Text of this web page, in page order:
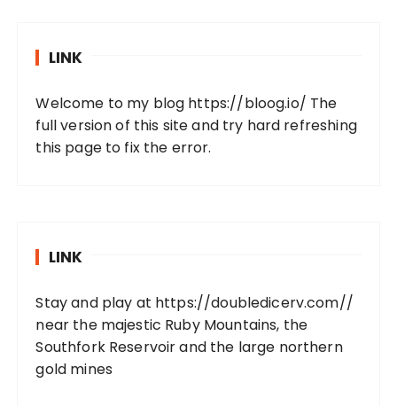
LINK
Welcome to my blog https://bloog.io/ The
full version of this site and try hard refreshing
this page to fix the error.
LINK
Stay and play at https://doubledicerv.com//
near the majestic Ruby Mountains, the
Southfork Reservoir and the large northern
gold mines